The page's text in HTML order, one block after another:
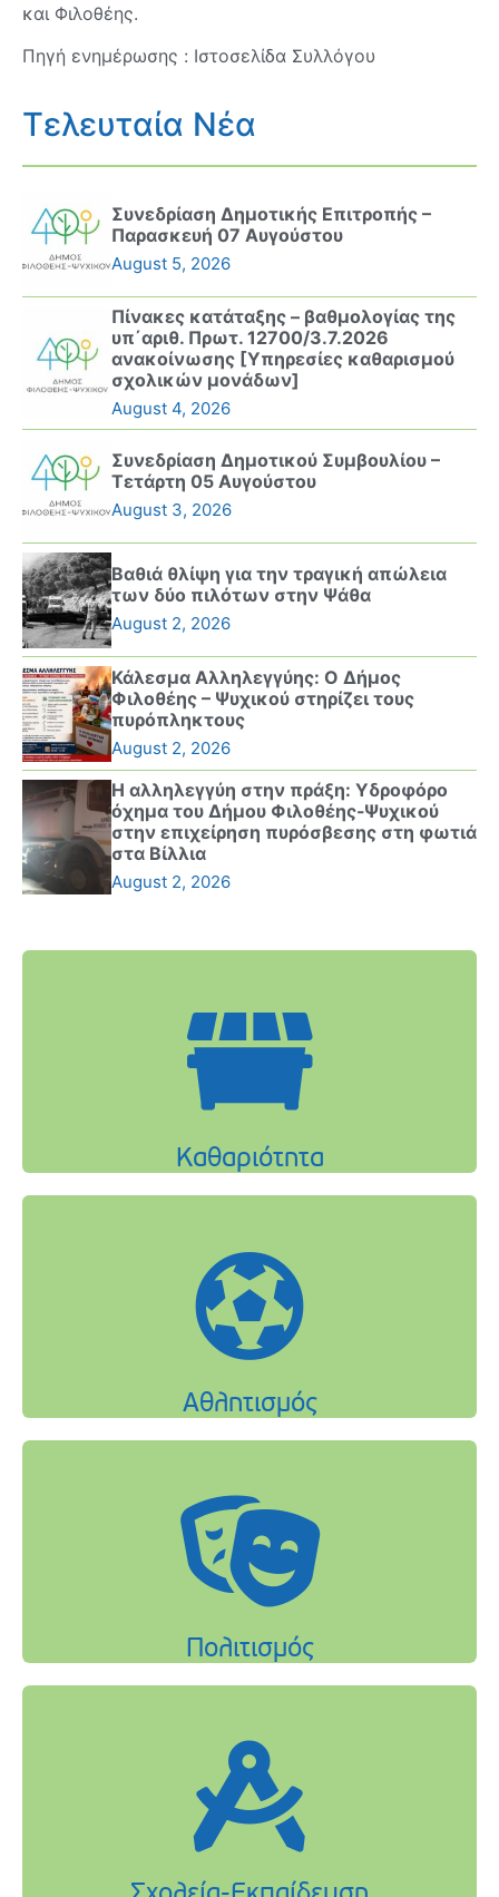
και Φιλοθέης.
Πηγή ενημέρωσης : Ιστοσελίδα Συλλόγου
Τελευταία Νέα
Συνεδρίαση Δημοτικής Επιτροπής –
Παρασκευή 07 Αυγούστου
August 5, 2026
Πίνακες κατάταξης – βαθμολογίας της
υπ΄αριθ. Πρωτ. 12700/3.7.2026
ανακοίνωσης [Υπηρεσίες καθαρισμού
σχολικών μονάδων]
August 4, 2026
Συνεδρίαση Δημοτικού Συμβουλίου –
Τετάρτη 05 Αυγούστου
August 3, 2026
Βαθιά θλίψη για την τραγική απώλεια
των δύο πιλότων στην Ψάθα
August 2, 2026
Κάλεσμα Αλληλεγγύης: Ο Δήμος
Φιλοθέης – Ψυχικού στηρίζει τους
πυρόπληκτους
August 2, 2026
Η αλληλεγγύη στην πράξη: Υδροφόρο
όχημα του Δήμου Φιλοθέης-Ψυχικού
στην επιχείρηση πυρόσβεσης στη φωτιά
στα Βίλλια
August 2, 2026